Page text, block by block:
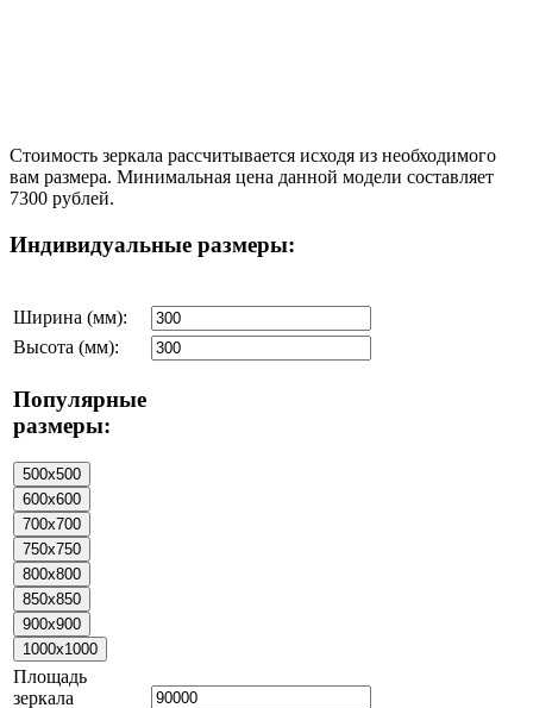
Стоимость зеркала рассчитывается исходя из необходимого
вам размера. Минимальная цена данной модели составляет
7300 рублей.
Индивидуальные размеры:
Ширина (мм):
Высота (мм):
Популярные
размеры:
Площадь
зеркала